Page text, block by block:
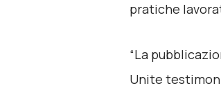
pratiche
“La
Unite